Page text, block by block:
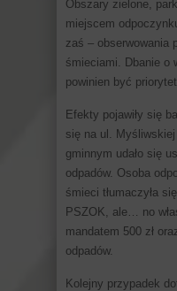
Obszary zielone,
miejscem
zaś – obserwowania
śmieciami. Dbanie o
powinien być
Efekty pojawiły się
się na ul.
gminnym udało się
odpadów. Osoba
śmieci tłumaczyła
PSZOK, ale… no
mandatem 500 zł
odpadów.
Kolejny przypadek